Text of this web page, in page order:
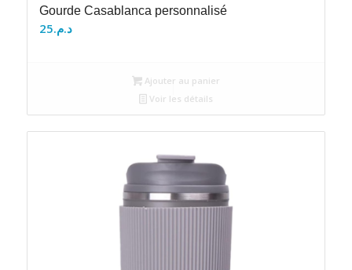
Gourde Casablanca personnalisé
د.م.25
Ajouter au panier
Voir les détails